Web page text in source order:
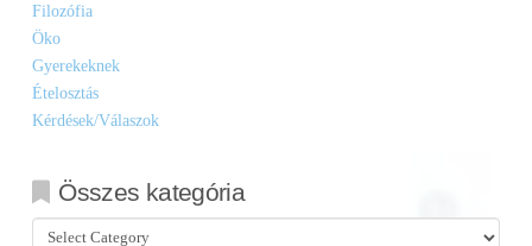
Filozófia
Öko
Gyerekeknek
Ételosztás
Kérdések/Válaszok
Összes kategória
Összes